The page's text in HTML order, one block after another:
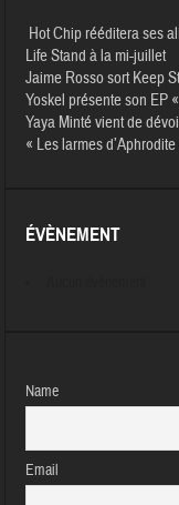
Hot Chip rééditera ses
Life Stand à la mi-juillet
Jaime Rosso sort Keep
Yoskel présente son EP
Yaya Minté vient de
« Les larmes
ÉVÈNEMENT
Name
Email